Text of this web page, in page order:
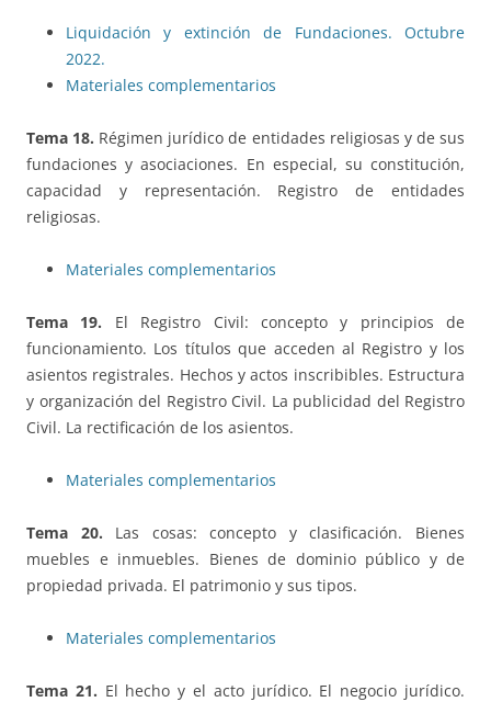
Liquidación y extinción de Fundaciones. Octubre
2022.
Materiales complementarios
Tema 18. Régimen jurídico de entidades religiosas y de sus
fundaciones y asociaciones. En especial, su constitución,
capacidad y representación. Registro de entidades
religiosas.
Materiales complementarios
Tema 19. El Registro Civil: concepto y principios de
funcionamiento. Los títulos que acceden al Registro y los
asientos registrales. Hechos y actos inscribibles. Estructura
y organización del Registro Civil. La publicidad del Registro
Civil. La rectificación de los asientos.
Materiales complementarios
Tema 20. Las cosas: concepto y clasificación. Bienes
muebles e inmuebles. Bienes de dominio público y de
propiedad privada. El patrimonio y sus tipos.
Materiales complementarios
Tema 21. El hecho y el acto jurídico. El negocio jurídico.